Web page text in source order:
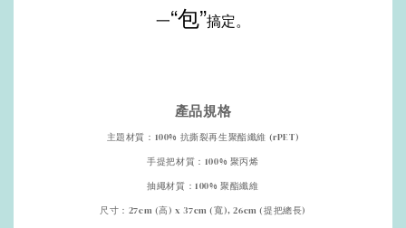
一“包”搞定。
產品規格
主題材質：100% 抗撕裂再生聚酯纖維 (rPET)
手提把材質：100% 聚丙烯
抽繩材質：100% 聚酯纖維
尺寸：27cm (高) x 37cm (寬), 26cm (提把總長)